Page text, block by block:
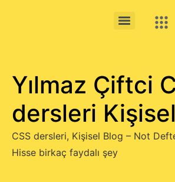
Yılmaz Çiftci
dersleri
CSS dersleri, Kişisel Blog – Not
Hisse birkaç faydalı şey